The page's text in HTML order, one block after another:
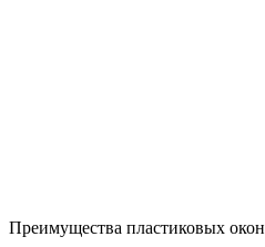
Преимущества пластиковых окон